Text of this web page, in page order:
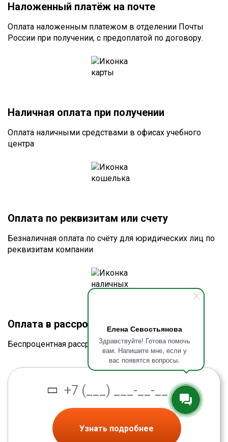
Елена Севостьянова
Здравствуйте! Готова помочь
вам. Напишите мне, если у
вас появятся вопросы.
Наложенный платёж на почте
Оплата наложенным платежом в отделении Почты
России при получении, с предоплатой по договору.
Наличная оплата при получении
Оплата наличными средствами в офисах учебного
центра
Оплата по реквизитам или счету
Безналичная оплата по счёту для юридических лиц по
реквизитам компании
Оплата в рассрочку без процентов
Беспроцентная рассрочка от банка
Узнать подробнее